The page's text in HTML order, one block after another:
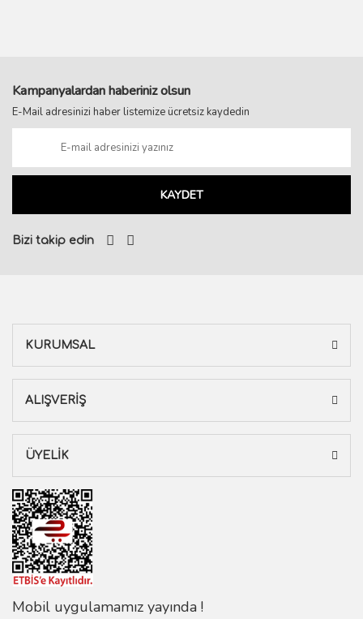
Kampanyalardan haberiniz olsun
E-Mail adresinizi haber listemize ücretsiz kaydedin
KAYDET
Bizi takip edin
KURUMSAL
ALIŞVERİŞ
ÜYELİK
Mobil uygulamamız yayında !